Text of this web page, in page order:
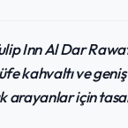
Inn Al Dar
kahvaltı ve
arayanlar için